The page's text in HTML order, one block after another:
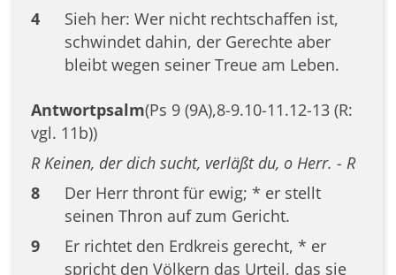
4
Sieh her: Wer nicht rechtschaffen ist,
schwindet dahin, der Gerechte aber
bleibt wegen seiner Treue am Leben.
Antwortpsalm(Ps 9 (9A),8-9.10-11.12-13 (R:
vgl. 11b))
R Keinen, der dich sucht, verläßt du, o Herr. - R
8
Der Herr thront für ewig; * er stellt
seinen Thron auf zum Gericht.
9
Er richtet den Erdkreis gerecht, * er
spricht den Völkern das Urteil, das sie